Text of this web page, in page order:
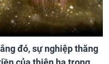
đó, sự nghiệp thăng